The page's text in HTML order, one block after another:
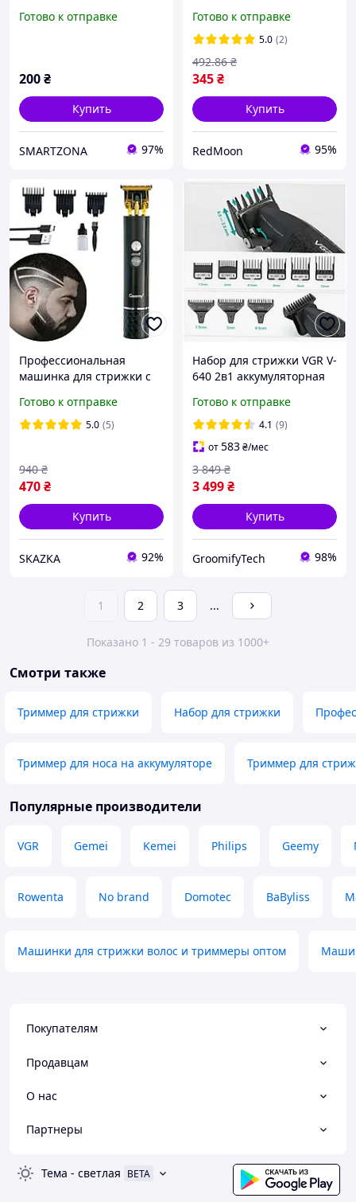
аккумуляторная, триммер
Готово к отправке
200₴
Купить
SMARTZONA 97%
Машинка для стрижки с
насадками
Готово к отправке
5.0 (2)
345₴
492.86 ₴
Купить
RedMoon 95%
Профессиональная
машинка для стрижки с
GM6605 / Триммер для
бороды / Триммер для
Готово к отправке
5.0 (5)
470₴
940 ₴
Купить
SKAZKA 92%
Набор для стрижки VGR V-
640 2в1 аккумуляторная
для универсальной
стрижки волос
Готово к отправке
4.1 (9)
от583₴/мес
3 499₴
3 849 ₴
Купить
GroomifyTech 98%
1 2 3 ...
Показано 1 - 29 товаров из 1000+
Смотри также
Триммер для стрижки Набор для стрижки
Триммер для носа на аккумуляторе Триммер для
Популярные производители
VGR Gemei Kemei Philips Geemy
Rowenta No brand Domotec BaByliss
Машинки для стрижки волос и триммеры оптом
Покупателям
Продавцам
О нас
Партнеры
Тема - светлая BETA